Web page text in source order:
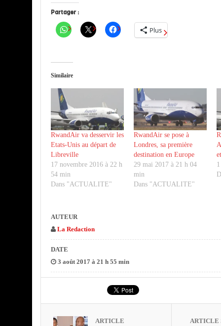
Partager :
Plus
Similaire
RwandAir va desservir les
Etats-Unis au départ de
Libreville
17 novembre 2016 à 22 h
54 min
Dans "ACTUALITE"
RwandAir se pose à
Londres, sa première
destination en Europe
29 mai 2017 à 21 h 04
min
Dans "ACTUALITE"
AUTEUR
La Redaction
DATE
3 août 2017 à 21 h 55 min
ARTICLE
ARTICLE